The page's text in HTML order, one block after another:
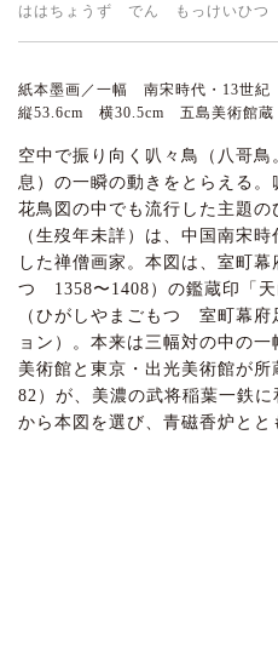
ははちょうず でん もっけいひつ
紙本墨画／一幅 南宋時代・13世紀
縦53.6cm 横30.5cm 五島美術館蔵
空中で振り向く叭々鳥（八哥
息）の一瞬の動きをとらえる
花鳥図の中でも流行した主題
（生歿年未詳）は、中国南宋
した禅僧画家。本図は、室町
つ 1358〜1408）の鑑蔵印「
（ひがしやまごもつ 室町幕府
ョン）。本来は三幅対の中の
美術館と東京・出光美術館が
82）が、美濃の武将稲葉一鉄
から本図を選び、青磁香炉とと